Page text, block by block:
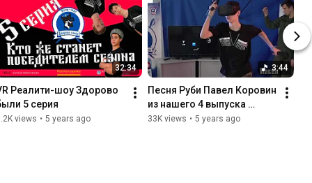
32:34
Реалити-шоу Здорово
5 серия
views • 5 years ago
3:44
Песня Руби Павел Коровин
из нашего 4 выпуска
Здорово были
33K views • 5 years ago